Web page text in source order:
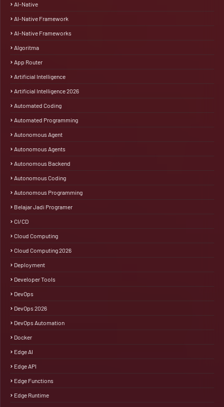
AI-Native
AI-Native Framework
AI-Native Frameworks
Algoritma
App Router
Artificial Intelligence
Artificial Intelligence 2026
Automated Coding
Automated Programming
Autonomous Agent
Autonomous Agents
Autonomous Backend
Autonomous Coding
Autonomous Programming
Belajar Jadi Programer
CI/CD
Cloud Computing
Cloud Computing 2026
Deployment
Developer Tools
DevOps
DevOps 2026
DevOps Automation
Docker
Edge AI
Edge API
Edge Functions
Edge Runtime